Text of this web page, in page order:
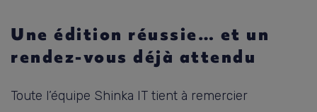
Une édition réussie… et un
rendez-vous déjà attendu
Toute l’équipe Shinka IT tient à remercier